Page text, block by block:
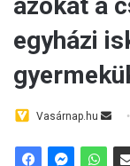
azokat a
egyházi
Vasárnap.hu